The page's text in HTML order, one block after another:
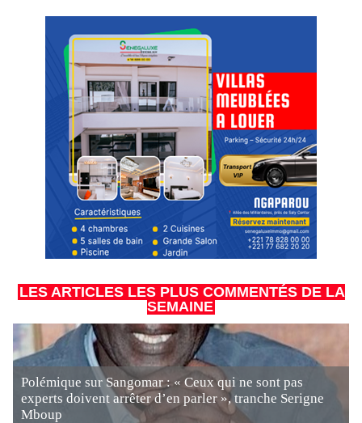
LES ARTICLES LES PLUS COMMENTÉS DE LA
SEMAINE
Polémique sur Sangomar : « Ceux qui ne sont pas
experts doivent arrêter d’en parler », tranche Serigne
Mboup